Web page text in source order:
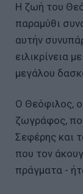
Η ζωή του
παραμύθι
αυτήν
ειλικρίνεια
μεγάλου
Ο Θεόφιλος,
ζωγράφος,
Σεφέρης και
που τον
πράγματα -